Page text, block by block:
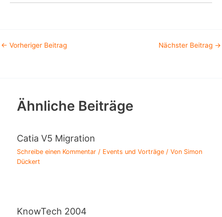
← Vorheriger Beitrag Nächster Beitrag →
Ähnliche Beiträge
Catia V5 Migration
Schreibe einen Kommentar / Events und Vorträge / Von Simon
Dückert
KnowTech 2004